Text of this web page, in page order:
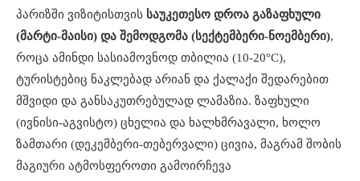
პარიზში ვიზიტისთვის საუკეთესო დროა გაზაფხული
(მარტი-მაისი) და შემოდგომა (სექტემბერი-ნოემბერი),
როცა ამინდი სასიამოვნოდ თბილია (10-20°C),
ტურისტებიც ნაკლებად არიან და ქალაქი შედარებით
მშვიდი და განსაკუთრებულად ლამაზია. ზაფხული
(ივნისი-აგვისტო) ცხელია და ხალხმრავალი, ხოლო
ზამთარი (დეკემბერი-თებერვალი) ცივია, მაგრამ შობის
მაგიური ატმოსფეროთი გამოირჩევა